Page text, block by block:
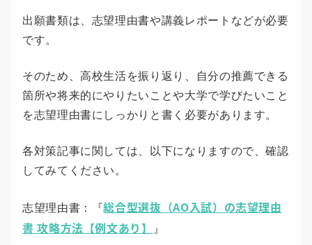
出願書類は、志望理由書や講義レポートなどが必要
です。
そのため、高校生活を振り返り、自分の推薦できる
箇所や将来的にやりたいことや大学で学びたいこと
を志望理由書にしっかりと書く必要があります。
各対策記事に関しては、以下になりますので、確認
してみてください。
志望理由書：『総合型選抜（AO入試）の志望理由
書 攻略方法【例文あり】
』